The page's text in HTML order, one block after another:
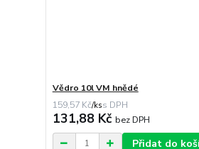
Vědro 10l VM hnědé
159,57 Kč/ks
131,88 Kč bez DPH
Přidat do